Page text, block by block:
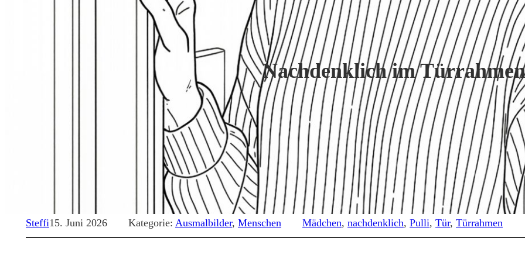
Nachdenklich im Türrahmen
Steffi15. Juni 2026 Kategorie: Ausmalbilder, Menschen Mädchen, nachdenklich, Pulli, Tür, Türrahmen